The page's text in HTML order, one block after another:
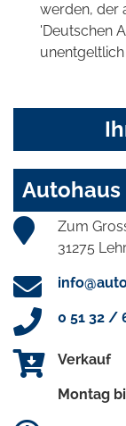
werden, der
'Deutschen
Autohaus
Zum
31275
0 51 32 /
Verkauf
Montag